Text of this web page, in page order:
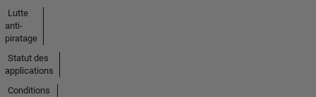
Lutte
anti-
piratage
Statut des
applications
Conditions